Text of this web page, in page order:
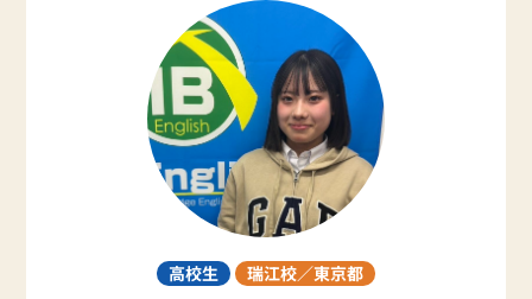
高校生 瑞江校／東京都